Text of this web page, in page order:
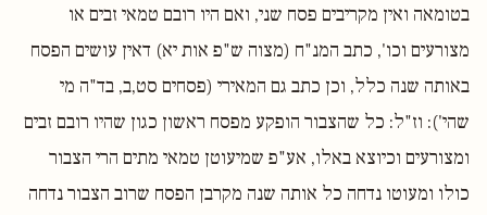
בטומאה ואין מקריבים פסח שני, ואם היו רובם טמאי זבים או
מצורעים וכו', כתב המנ"ח (מצוה ש"פ אות יא) דאין עושים הפסח
באותה שנה כלל, וכן כתב גם המאירי (פסחים סט,ב, בד"ה מי
שהי'): וז"ל: כל שהצבור הופקע מפסח ראשון כגון שהיו רובם זבים
ומצורעים וכיוצא באלו, אע"פ שמיעוטן טמאי מתים הרי הצבור
כולו ומעוטו נדחה כל אותה שנה מקרבן הפסח שרוב הצבור נדחה